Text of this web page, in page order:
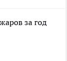
за год